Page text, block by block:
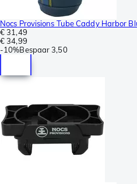
Nocs Provisions Tube Caddy Harbor
€ 31,49
€ 34,99
-10%Bespaar 3,50